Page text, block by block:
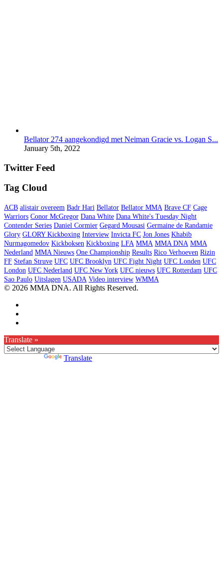
Bellator 274 aangekondigd met Neiman Gracie vs. Logan S...
January 5th, 2022
Twitter Feed
Tag Cloud
ACB alistair overeem Badr Hari Bellator Bellator MMA Brave CF Cage
Warriors Conor McGregor Dana White Dana White's Tuesday Night
Contender Series Daniel Cormier Gegard Mousasi Germaine de Randamie
Glory GLORY Kickboxing Interview Invicta FC Jon Jones Khabib
Nurmagomedov Kickboksen Kickboxing LFA MMA MMA DNA MMA
Nederland MMA Nieuws One Championship Results Rico Verhoeven Rizin
FF Stefan Struve UFC UFC Brooklyn UFC Fight Night UFC Londen UFC
London UFC Nederland UFC New York UFC nieuws UFC Rotterdam UFC
Sao Paulo Uitslagen USADA Video interview WMMA
© 2026 MMA DNA. All Rights Reserved.
Translate »
Translate